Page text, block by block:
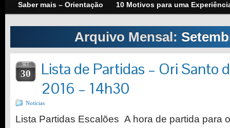
Saber mais – Orientação 10 Motivos para uma
Arquivo Mensal:
SET
30
Lista de Partidas – Ori Santo
2016 – 14h30
Notícias
Lista Partidas Escalões A hora de partida para